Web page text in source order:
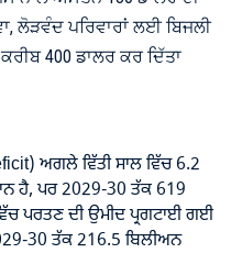
ਲੋੜਵੰਦ ਪਰਿਵਾਰਾਂ ਲਈ ਬਿਜਲੀ
400 ਡਾਲਰ ਕਰ ਦਿੱਤਾ
ਅਗਲੇ ਵਿੱਤੀ ਸਾਲ ਵਿੱਚ 6.2
ਹੈ, ਪਰ 2029-30 ਤੱਕ 619
ਪਰਤਣ ਦੀ ਉਮੀਦ ਪ੍ਰਗਟਾਈ ਗਈ
30 ਤੱਕ 216.5 ਬਿਲੀਅਨ